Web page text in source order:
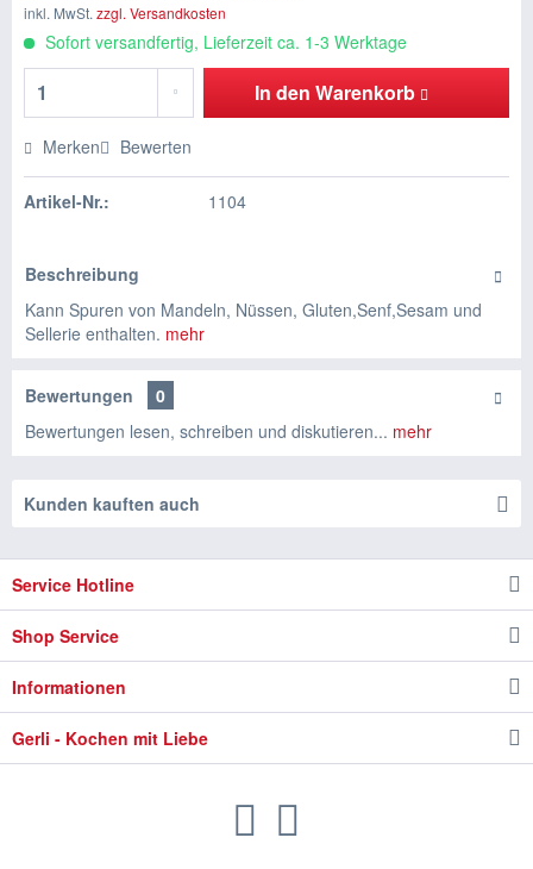
inkl. MwSt. zzgl. Versandkosten
Sofort versandfertig, Lieferzeit ca. 1-3 Werktage
In den Warenkorb
Merken Bewerten
Artikel-Nr.: 1104
Beschreibung
Kann Spuren von Mandeln, Nüssen, Gluten,Senf,Sesam und
Sellerie enthalten. mehr
Bewertungen
0
Bewertungen lesen, schreiben und diskutieren... mehr
Kunden kauften auch
Service Hotline
Shop Service
Informationen
Gerli - Kochen mit Liebe